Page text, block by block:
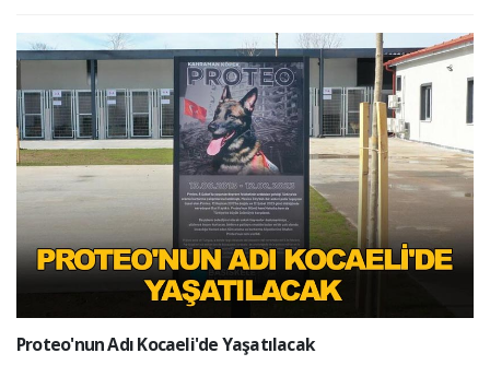
Proteo'nun Adı Kocaeli'de Yaşatılacak